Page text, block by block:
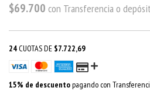
$69.700 con Transferencia o
24 CUOTAS DE $7.722,69
15% de descuentopagando con